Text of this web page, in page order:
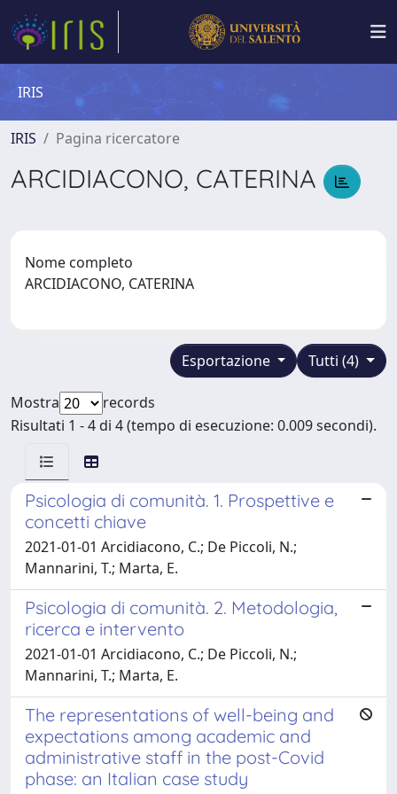
IRIS
IRIS Pagina ricercatore
ARCIDIACONO, CATERINA
Nome completo
ARCIDIACONO, CATERINA
Tutti (4)
Esportazione
Mostra
records
Risultati 1 - 4 di 4 (tempo di esecuzione: 0.009 secondi).
Psicologia di comunità. 1. Prospettive e
concetti chiave
2021-01-01 Arcidiacono, C.; De Piccoli, N.;
Mannarini, T.; Marta, E.
Psicologia di comunità. 2. Metodologia,
ricerca e intervento
2021-01-01 Arcidiacono, C.; De Piccoli, N.;
Mannarini, T.; Marta, E.
The representations of well-being and
expectations among academic and
administrative staff in the post-Covid
phase: an Italian case study